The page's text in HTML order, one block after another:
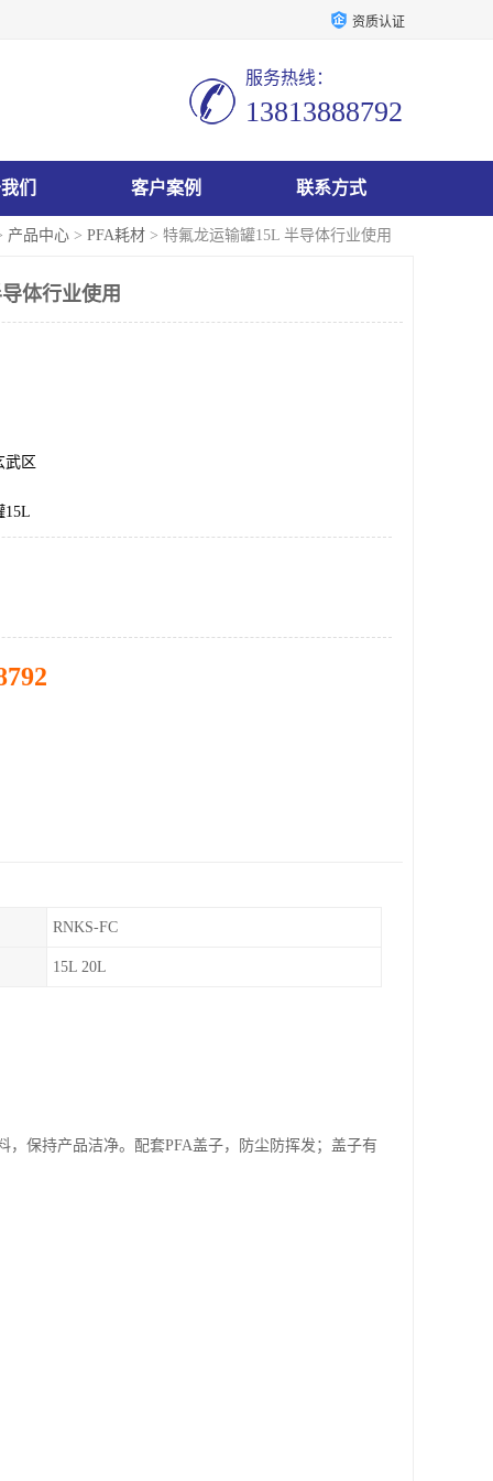
资质认证
服务热线：
13813888792
们 客户案例 联系方式
产品中心 > PFA耗材 > 特氟龙运输罐15L 半导体行业使用
体行业使用
武区
15L
RNKS-FC
15L 20L
保持产品洁净。配套PFA盖子，防尘防挥发；盖子有